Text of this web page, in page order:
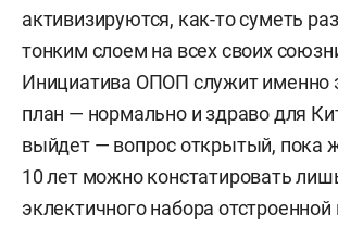
активизируются, как-то суметь
тонким слоем на всех своих
Инициатива ОПОП служит именно
план — нормально и здраво для
выйдет — вопрос открытый, пока
10 лет можно констатировать
эклектичного набора